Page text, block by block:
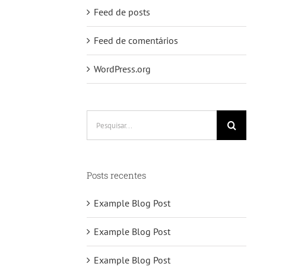
Feed de posts
Feed de comentários
WordPress.org
resultados
Posts recentes
Example Blog Post
Example Blog Post
Example Blog Post